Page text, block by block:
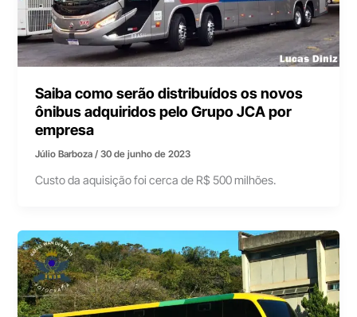
Saiba como serão distribuídos os novos
ônibus adquiridos pelo Grupo JCA por
empresa
Júlio Barboza/30 de junho de 2023
Custo da aquisição foi cerca de R$ 500 milhões.